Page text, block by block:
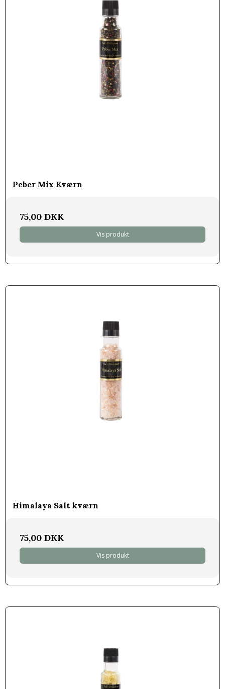
Peber Mix Kværn
75,00 DKK
Vis produkt
Himalaya Salt kværn
75,00 DKK
Vis produkt